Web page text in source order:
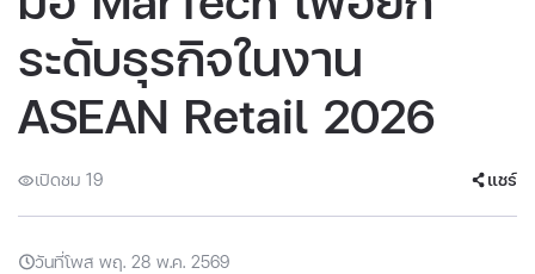
ระดับธุรกิจในงาน
ASEAN Retail 2026
เปิดชม 19 แชร์
วันที่โพส พฤ. 28 พ.ค. 2569